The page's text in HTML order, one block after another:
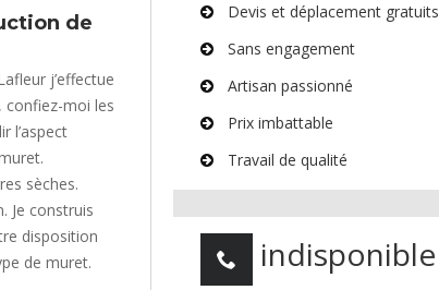
de
j’effectue
confiez-moi les
l’aspect
sèches.
Je construis
disposition
de muret.
Devis et déplacement gratuits
Sans engagement
Artisan passionné
Prix imbattable
Travail de qualité
indisponible